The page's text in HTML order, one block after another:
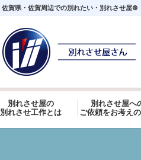
佐賀県・佐賀周辺での別れたい・別れさせ屋®
別れさせ屋の
別れさせ工作とは
別れさせ屋へ
ご依頼をお考え